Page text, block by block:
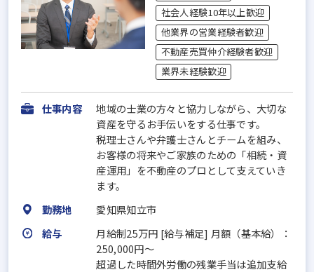
社会人経験10年以上歓迎
他業界の営業経験者歓迎
不動産売買仲介経験者歓迎
業界未経験歓迎
仕事内容
地域の士業の方々と協力しながら、大切な
資産を守るお手伝いをする仕事です。
税理士さんや弁護士さんとチームを組み、
お客様の将来やご家族のための「相続・資
産運用」を不動産のプロとして支えていき
ます。
勤務地
愛知県知立市
給与
月給制25万円 [給与補足] 月額（基本給）：
250,000円～
超過した時間外労働の残業手当は追加支給